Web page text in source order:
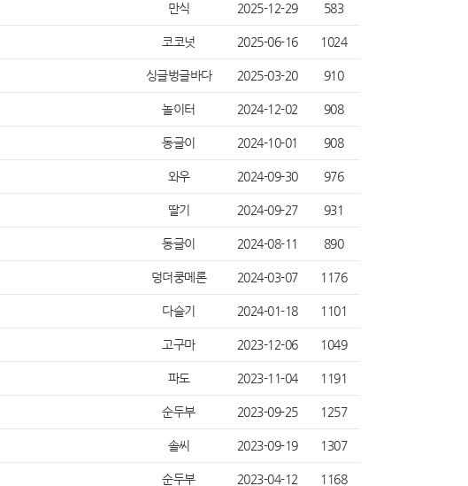
만식 2025-12-29 583
코코넛 2025-06-16 1024
싱글벙글바다 2025-03-20 910
놀이터 2024-12-02 908
동글이 2024-10-01 908
와우 2024-09-30 976
딸기 2024-09-27 931
동글이 2024-08-11 890
덩더쿵메론 2024-03-07 1176
다슬기 2024-01-18 1101
고구마 2023-12-06 1049
파도 2023-11-04 1191
순두부 2023-09-25 1257
솔씨 2023-09-19 1307
순두부 2023-04-12 1168